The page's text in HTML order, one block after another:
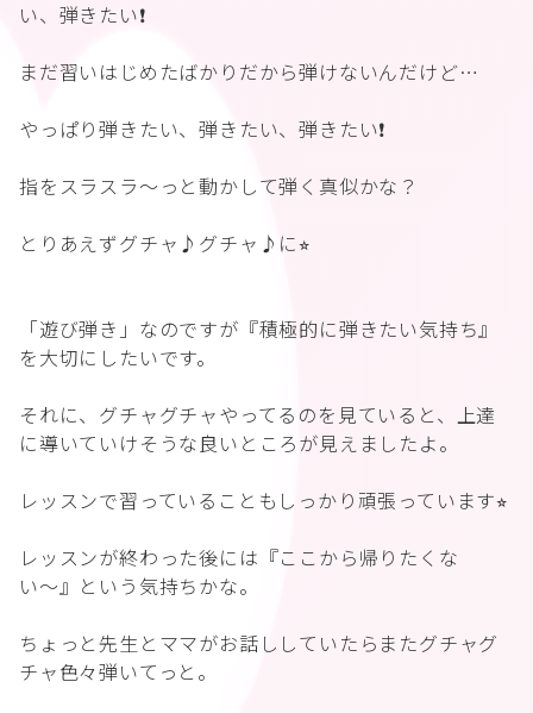
い、弾きたい❗️
まだ習いはじめたばかりだから弾けないんだけど…
やっぱり弾きたい、弾きたい、弾きたい❗️
指をスラスラ〜っと動かして弾く真似かな？
とりあえずグチャ♪グチャ♪に⭐︎
「遊び弾き」なのですが『積極的に弾きたい気持ち』
を大切にしたいです。
それに、グチャグチャやってるのを見ていると、上達
に導いていけそうな良いところが見えましたよ。
レッスンで習っていることもしっかり頑張っています⭐︎
レッスンが終わった後には『ここから帰りたくな
い〜』という気持ちかな。
ちょっと先生とママがお話ししていたらまたグチャグ
チャ色々弾いてっと。